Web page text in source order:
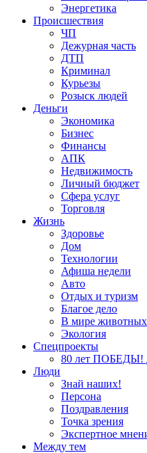
Энергетика
Происшествия
ЧП
Дежурная часть
ДТП
Криминал
Курьезы
Розыск людей
Деньги
Экономика
Бизнес
Финансы
АПК
Недвижимость
Личный бюджет
Сфера услуг
Торговля
Жизнь
Здоровье
Дом
Технологии
Афиша недели
Авто
Отдых и туризм
Благое дело
В мире животных
Экология
Спецпроекты
80 лет ПОБЕДЫ!
Люди
Знай наших!
Персона
Поздравления
Точка зрения
Экспертное
Между тем